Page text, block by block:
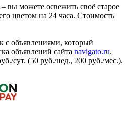
вы можете освежить своё старое
цветом на 24 часа. Стоимость
с объявлениями, который
объявлений сайта navigato.ru.
сут. (50 руб./нед., 200 руб./мес.).